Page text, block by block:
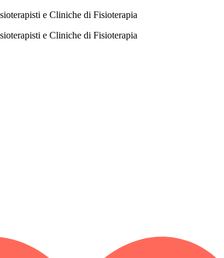
e Cliniche di Fisioterapia
e Cliniche di Fisioterapia